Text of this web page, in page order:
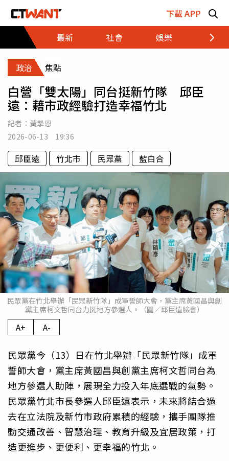
下載 APP
最新
社會 娛樂 財經
政治 焦點
白營「雙太陽」同台挺新竹隊 邱臣
遠：藉市政經驗打造幸福竹北
記者： 黃摯恩
2026-06-13 19:36
邱臣遠 竹北市 民眾黨 藍白合
民眾黨在竹北舉辦「民眾新竹隊」成軍誓師大會，黨主席黃國昌與創
黨主席柯文哲同台力挺地方參選人。（圖／邱臣遠臉書）
A+ A-
民眾黨今（13）日在竹北舉辦「民眾新竹隊」成軍
誓師大會，黨主席黃國昌與創黨主席柯文哲同台為
地方參選人助陣，展現全力投入年底選戰的氣勢。
民眾黨竹北市長參選人邱臣遠表示，未來將結合過
去在立法院及新竹市政府累積的經驗，攜手團隊推
動交通改善、智慧治理、教育升級及宜居政策，打
造更進步、更便利、更幸福的竹北。